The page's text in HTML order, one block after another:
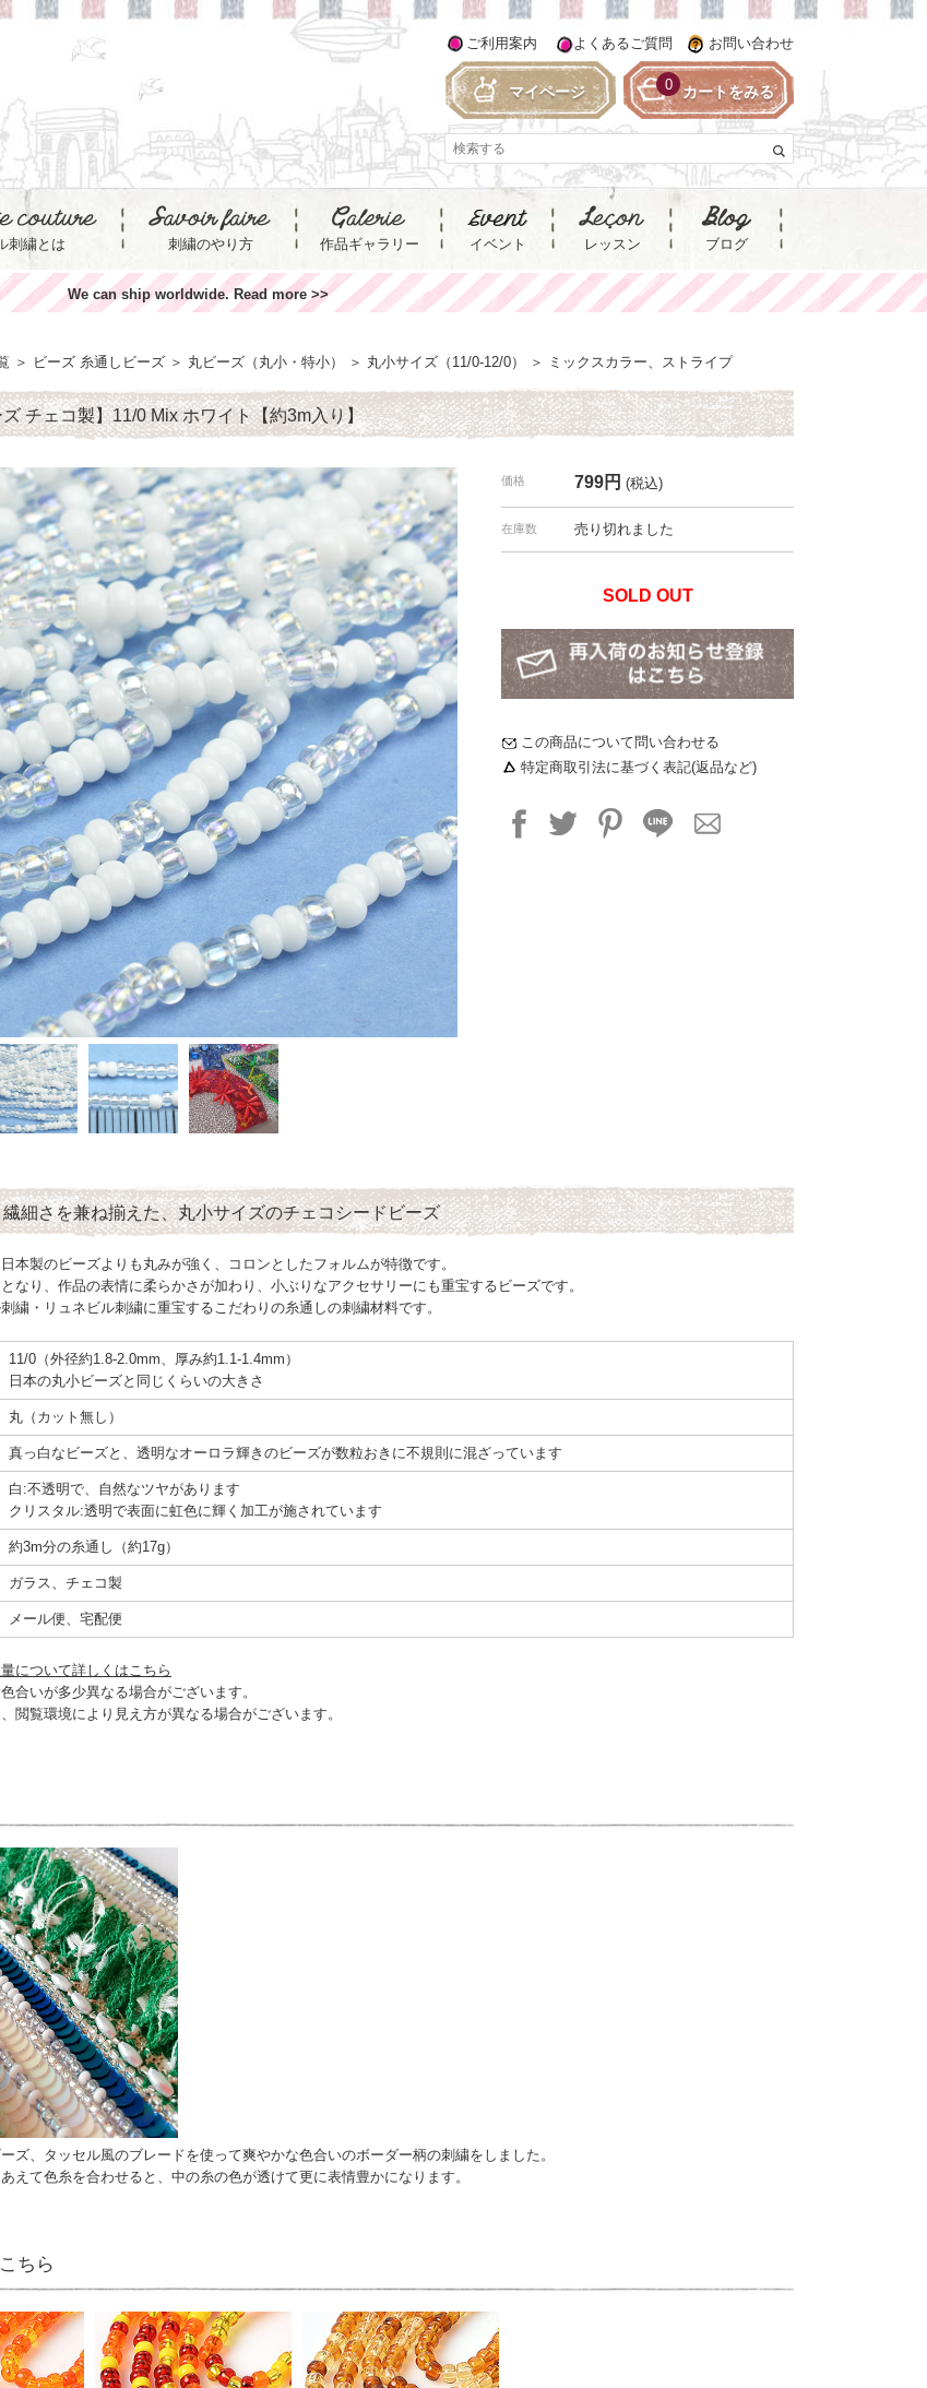
刺繍とは 刺繍のやり方 作品ギャラリー イベント レッスン ブログ
ご利用案内 よくあるご質問 お問い合わせ
マイページ カートをみる
0
We can ship worldwide. Read more >>
＞ ビーズ 糸通しビーズ ＞ 丸ビーズ（丸小・特小） ＞ 丸小サイズ（11/0-12/0） ＞ ミックスカラー、ストライプ
チェコ製】11/0 Mix ホワイト【約3m入り】
価格 799円 (税込)
在庫数 売り切れました
SOLD OUT
この商品について問い合わせる
特定商取引法に基づく表記(返品など)
細さを兼ね揃えた、丸小サイズのチェコシードビーズ
本製のビーズよりも丸みが強く、コロンとしたフォルムが特徴です。
なり、作品の表情に柔らかさが加わり、小ぶりなアクセサリーにも重宝するビーズです。
繍・リュネビル刺繍に重宝するこだわりの糸通しの刺繍材料です。
11/0（外径約1.8-2.0mm、厚み約1.1-1.4mm）
日本の丸小ビーズと同じくらいの大きさ
丸（カット無し）
真っ白なビーズと、透明なオーロラ輝きのビーズが数粒おきに不規則に混ざっています
白:不透明で、自然なツヤがあります
クリスタル:透明で表面に虹色に輝く加工が施されています
約3m分の糸通し（約17g）
ガラス、チェコ製
メール便、宅配便
について詳しくはこちら
合いが多少異なる場合がございます。
閲覧環境により見え方が異なる場合がございます。
ズ、タッセル風のブレードを使って爽やかな色合いのボーダー柄の刺繍をしました。
えて色糸を合わせると、中の糸の色が透けて更に表情豊かになります。
ちら